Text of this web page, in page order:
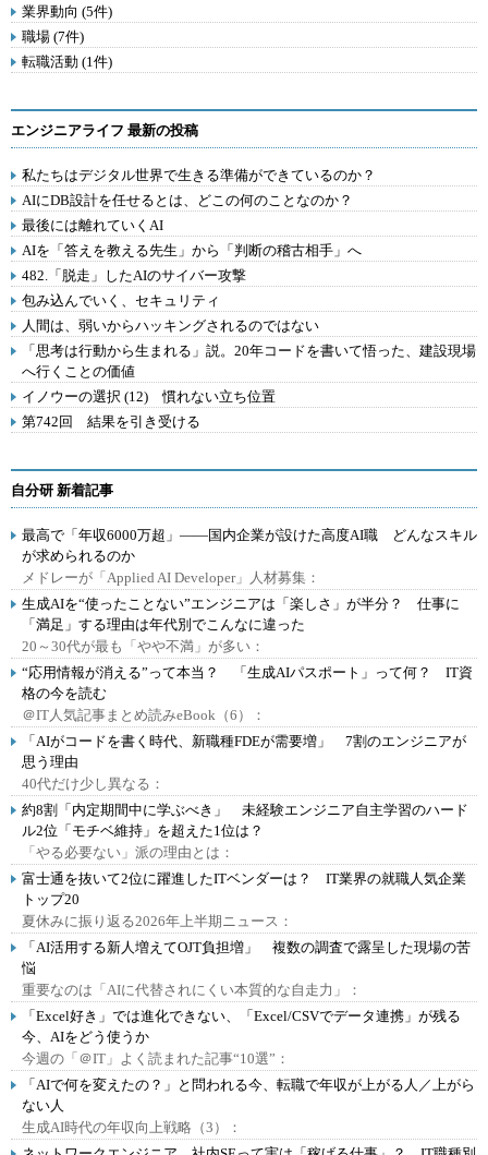
業界動向 (5件)
職場 (7件)
転職活動 (1件)
エンジニアライフ 最新の投稿
私たちはデジタル世界で生きる準備ができているのか？
AIにDB設計を任せるとは、どこの何のことなのか？
最後には離れていくAI
AIを「答えを教える先生」から「判断の稽古相手」へ
482.「脱走」したAIのサイバー攻撃
包み込んでいく、セキュリティ
人間は、弱いからハッキングされるのではない
「思考は行動から生まれる」説。20年コードを書いて悟った、建設現場
へ行くことの価値
イノウーの選択 (12) 慣れない立ち位置
第742回 結果を引き受ける
自分研 新着記事
最高で「年収6000万超」――国内企業が設けた高度AI職 どんなスキル
が求められるのか
メドレーが「Applied AI Developer」人材募集：
生成AIを“使ったことない”エンジニアは「楽しさ」が半分？ 仕事に
「満足」する理由は年代別でこんなに違った
20～30代が最も「やや不満」が多い：
“応用情報が消える”って本当？ 「生成AIパスポート」って何？ IT資
格の今を読む
＠IT人気記事まとめ読みeBook（6）：
「AIがコードを書く時代、新職種FDEが需要増」 7割のエンジニアが
思う理由
40代だけ少し異なる：
約8割「内定期間中に学ぶべき」 未経験エンジニア自主学習のハード
ル2位「モチベ維持」を超えた1位は？
「やる必要ない」派の理由とは：
富士通を抜いて2位に躍進したITベンダーは？ IT業界の就職人気企業
トップ20
夏休みに振り返る2026年上半期ニュース：
「AI活用する新人増えてOJT負担増」 複数の調査で露呈した現場の苦
悩
重要なのは「AIに代替されにくい本質的な自走力」：
「Excel好き」では進化できない、「Excel/CSVでデータ連携」が残る
今、AIをどう使うか
今週の「＠IT」よく読まれた記事“10選”：
「AIで何を変えたの？」と問われる今、転職で年収が上がる人／上がら
ない人
生成AI時代の年収向上戦略（3）：